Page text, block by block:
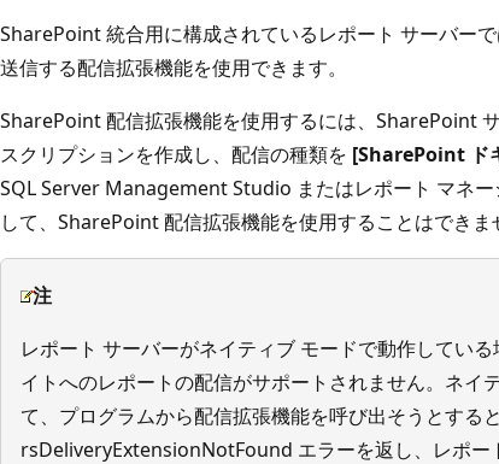
SharePoint 統合用に構成されているレポート サーバー
送信する配信拡張機能を使用できます。
SharePoint 配信拡張機能を使用するには、SharePoint
スクリプションを作成し、配信の種類を [SharePoint ド
SQL Server Management Studio またはレポート マネ
して、SharePoint 配信拡張機能を使用することはできま
注
レポート サーバーがネイティブ モードで動作してい
イトへのレポートの配信がサポートされません。ネイ
て、プログラムから配信拡張機能を呼び出そうとする
rsDeliveryExtensionNotFound エラーを返し、レポー